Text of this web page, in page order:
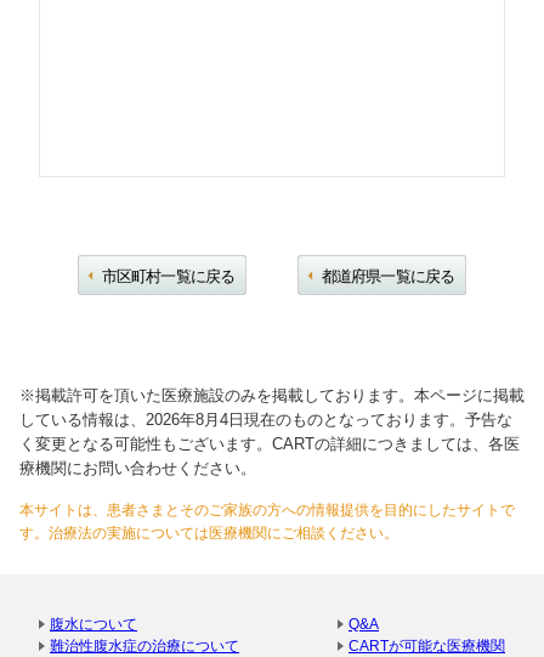
市区町村一覧に戻る 都道府県一覧に戻る
※掲載許可を頂いた医療施設のみを掲載しております。本ページに掲載
している情報は、2026年8月4日現在のものとなっております。予告な
く変更となる可能性もございます。CARTの詳細につきましては、各医
療機関にお問い合わせください。
本サイトは、患者さまとそのご家族の方への情報提供を目的にしたサイトで
す。治療法の実施については医療機関にご相談ください。
腹水について
難治性腹水症の治療について
Q&A
CARTが可能な医療機関